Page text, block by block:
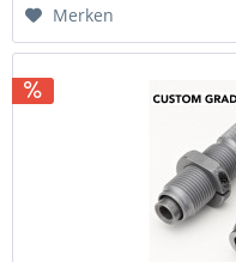
Merken